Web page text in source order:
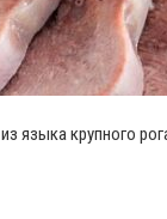
языка крупного